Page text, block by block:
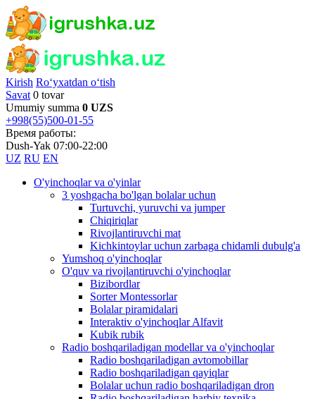
Kirish Ro‘yxatdan o‘tish
Savat 0 tovar
Umumiy summa 0 UZS
+998(55)500-01-55
Время работы:
Dush-Yak 07:00-22:00
UZ RU EN
O'yinchoqlar va o'yinlar
3 yoshgacha bo'lgan bolalar uchun
Turtuvchi, yuruvchi va jumper
Chiqiriqlar
Rivojlantiruvchi mat
Kichkintoylar uchun zarbaga chidamli dubulg'a
Yumshoq o'yinchoqlar
O'quv va rivojlantiruvchi o'yinchoqlar
Bizibordlar
Sorter Montessorlar
Bolalar piramidalari
Interaktiv o'yinchoqlar Alfavit
Kubik rubik
Radio boshqariladigan modellar va o'yinchoqlar
Radio boshqariladigan avtomobillar
Radio boshqariladigan qayiqlar
Bolalar uchun radio boshqariladigan dron